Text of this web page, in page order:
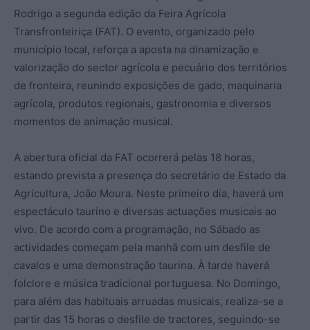
Rodrigo a segunda edição da Feira Agrícola
Transfronteiriça (FAT). O evento, organizado pelo
município local, reforça a aposta na dinamização e
valorização do sector agrícola e pecuário dos territórios
de fronteira, reunindo exposições de gado, maquinaria
agrícola, produtos regionais, gastronomia e diversos
momentos de animação musical.
A abertura oficial da FAT ocorrerá pelas 18 horas,
estando prevista a presença do secretário de Estado da
Agricultura, João Moura. Neste primeiro dia, haverá um
espectáculo taurino e diversas actuações musicais ao
vivo. De acordo com a programação, no Sábado as
actividades começam pela manhã com um desfile de
cavalos e uma demonstração taurina. À tarde haverá
folclore e música tradicional portuguesa. No Domingo,
para além das habituais arruadas musicais, realiza-se a
partir das 15 horas o desfile de tractores, seguindo-se